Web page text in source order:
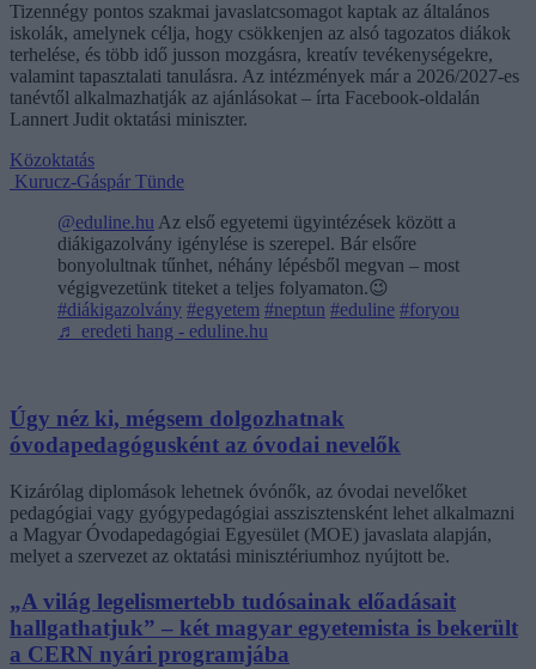
Tizennégy pontos szakmai javaslatcsomagot kaptak az általános
iskolák, amelynek célja, hogy csökkenjen az alsó tagozatos diákok
terhelése, és több idő jusson mozgásra, kreatív tevékenységekre,
valamint tapasztalati tanulásra. Az intézmények már a 2026/2027-es
tanévtől alkalmazhatják az ajánlásokat – írta Facebook-oldalán
Lannert Judit oktatási miniszter.
Közoktatás
Kurucz-Gáspár Tünde
@eduline.hu Az első egyetemi ügyintézések között a
diákigazolvány igénylése is szerepel. Bár elsőre
bonyolultnak tűnhet, néhány lépésből megvan – most
végigvezetünk titeket a teljes folyamaton.😉
#diákigazolvány #egyetem #neptun #eduline #foryou
♬ eredeti hang - eduline.hu
Úgy néz ki, mégsem dolgozhatnak
óvodapedagógusként az óvodai nevelők
Kizárólag diplomások lehetnek óvónők, az óvodai nevelőket
pedagógiai vagy gyógypedagógiai asszisztensként lehet alkalmazni
a Magyar Óvodapedagógiai Egyesület (MOE) javaslata alapján,
melyet a szervezet az oktatási minisztériumhoz nyújtott be.
„A világ legelismertebb tudósainak előadásait
hallgathatjuk” – két magyar egyetemista is bekerült
a CERN nyári programjába